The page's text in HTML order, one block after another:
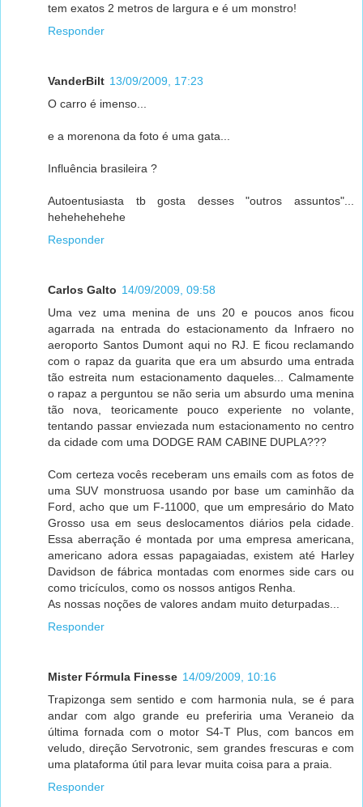
tem exatos 2 metros de largura e é um monstro!
Responder
VanderBilt 13/09/2009, 17:23
O carro é imenso...
e a morenona da foto é uma gata...
Influência brasileira ?
Autoentusiasta tb gosta desses "outros assuntos"...
hehehehehehe
Responder
Carlos Galto 14/09/2009, 09:58
Uma vez uma menina de uns 20 e poucos anos ficou
agarrada na entrada do estacionamento da Infraero no
aeroporto Santos Dumont aqui no RJ. E ficou reclamando
com o rapaz da guarita que era um absurdo uma entrada
tão estreita num estacionamento daqueles... Calmamente
o rapaz a perguntou se não seria um absurdo uma menina
tão nova, teoricamente pouco experiente no volante,
tentando passar enviezada num estacionamento no centro
da cidade com uma DODGE RAM CABINE DUPLA???
Com certeza vocês receberam uns emails com as fotos de
uma SUV monstruosa usando por base um caminhão da
Ford, acho que um F-11000, que um empresário do Mato
Grosso usa em seus deslocamentos diários pela cidade.
Essa aberração é montada por uma empresa americana,
americano adora essas papagaiadas, existem até Harley
Davidson de fábrica montadas com enormes side cars ou
como tricículos, como os nossos antigos Renha.
As nossas noções de valores andam muito deturpadas...
Responder
Mister Fórmula Finesse 14/09/2009, 10:16
Trapizonga sem sentido e com harmonia nula, se é para
andar com algo grande eu preferiria uma Veraneio da
última fornada com o motor S4-T Plus, com bancos em
veludo, direção Servotronic, sem grandes frescuras e com
uma plataforma útil para levar muita coisa para a praia.
Responder